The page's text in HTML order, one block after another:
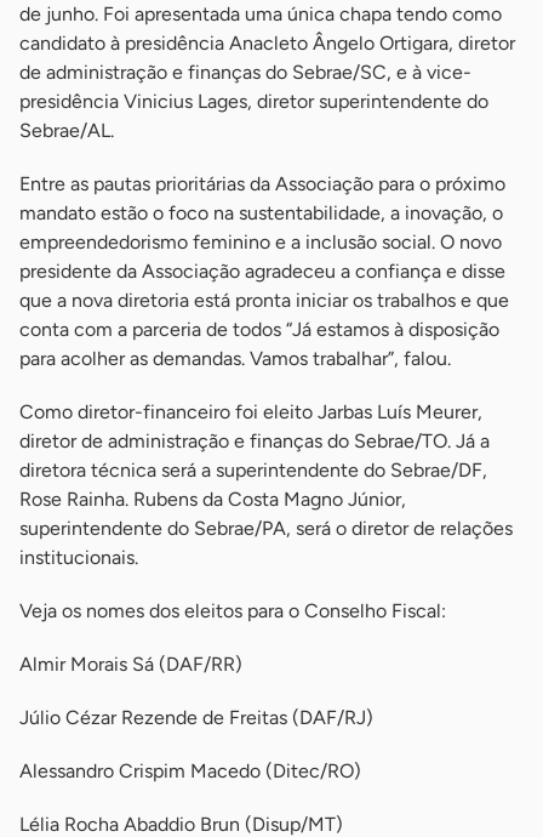
de junho. Foi apresentada uma única chapa tendo como
candidato à presidência Anacleto Ângelo Ortigara, diretor
de administração e finanças do Sebrae/SC, e à vice-
presidência Vinicius Lages, diretor superintendente do
Sebrae/AL.
Entre as pautas prioritárias da Associação para o próximo
mandato estão o foco na sustentabilidade, a inovação, o
empreendedorismo feminino e a inclusão social. O novo
presidente da Associação agradeceu a confiança e disse
que a nova diretoria está pronta iniciar os trabalhos e que
conta com a parceria de todos “Já estamos à disposição
para acolher as demandas. Vamos trabalhar”, falou.
Como diretor-financeiro foi eleito Jarbas Luís Meurer,
diretor de administração e finanças do Sebrae/TO. Já a
diretora técnica será a superintendente do Sebrae/DF,
Rose Rainha. Rubens da Costa Magno Júnior,
superintendente do Sebrae/PA, será o diretor de relações
institucionais.
Veja os nomes dos eleitos para o Conselho Fiscal:
Almir Morais Sá (DAF/RR)
Júlio Cézar Rezende de Freitas (DAF/RJ)
Alessandro Crispim Macedo (Ditec/RO)
Lélia Rocha Abaddio Brun (Disup/MT)